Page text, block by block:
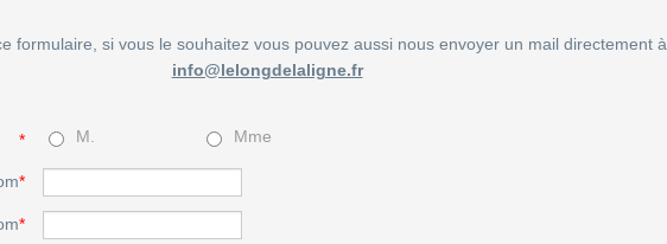
formulaire, si vous le souhaitez vous pouvez aussi nous envoyer un mail directement à
info@lelongdelaligne.fr
* M. Mme
*
*